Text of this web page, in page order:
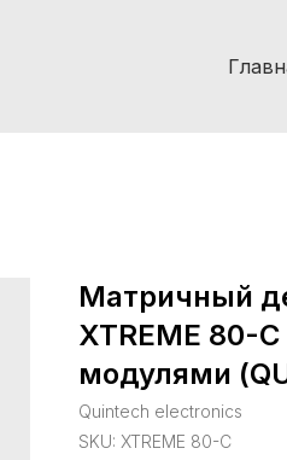
Матричный
XTREME 80-
модулями
Quintech electronics
SKU: XTREME 80-C